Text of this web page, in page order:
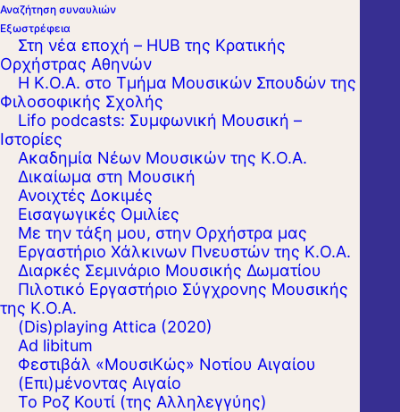
Αναζήτηση συναυλιών
Εξωστρέφεια
Στη νέα εποχή – HUB της Κρατικής
Ορχήστρας Αθηνών
Η Κ.Ο.Α. στο Τμήμα Μουσικών Σπουδών της
Φιλοσοφικής Σχολής
Lifo podcasts: Συμφωνική Μουσική –
Ιστορίες
Ακαδημία Νέων Μουσικών της Κ.Ο.Α.
Δικαίωμα στη Μουσική
Ανοιχτές Δοκιμές
Εισαγωγικές Ομιλίες
Με την τάξη μου, στην Ορχήστρα μας
Εργαστήριo Χάλκινων Πνευστών της Κ.Ο.Α.
Διαρκές Σεμινάριο Μουσικής Δωματίου
Πιλοτικό Εργαστήριο Σύγχρονης Μουσικής
της Κ.Ο.Α.
(Dis)playing Attica (2020)
Ad libitum
Φεστιβάλ «ΜουσιΚώς» Νοτίου Αιγαίου
(Επι)μένοντας Αιγαίο
Το Ροζ Κουτί (της Αλληλεγγύης)